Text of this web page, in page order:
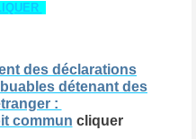
des déclarations
détenant des
:
commun cliquer